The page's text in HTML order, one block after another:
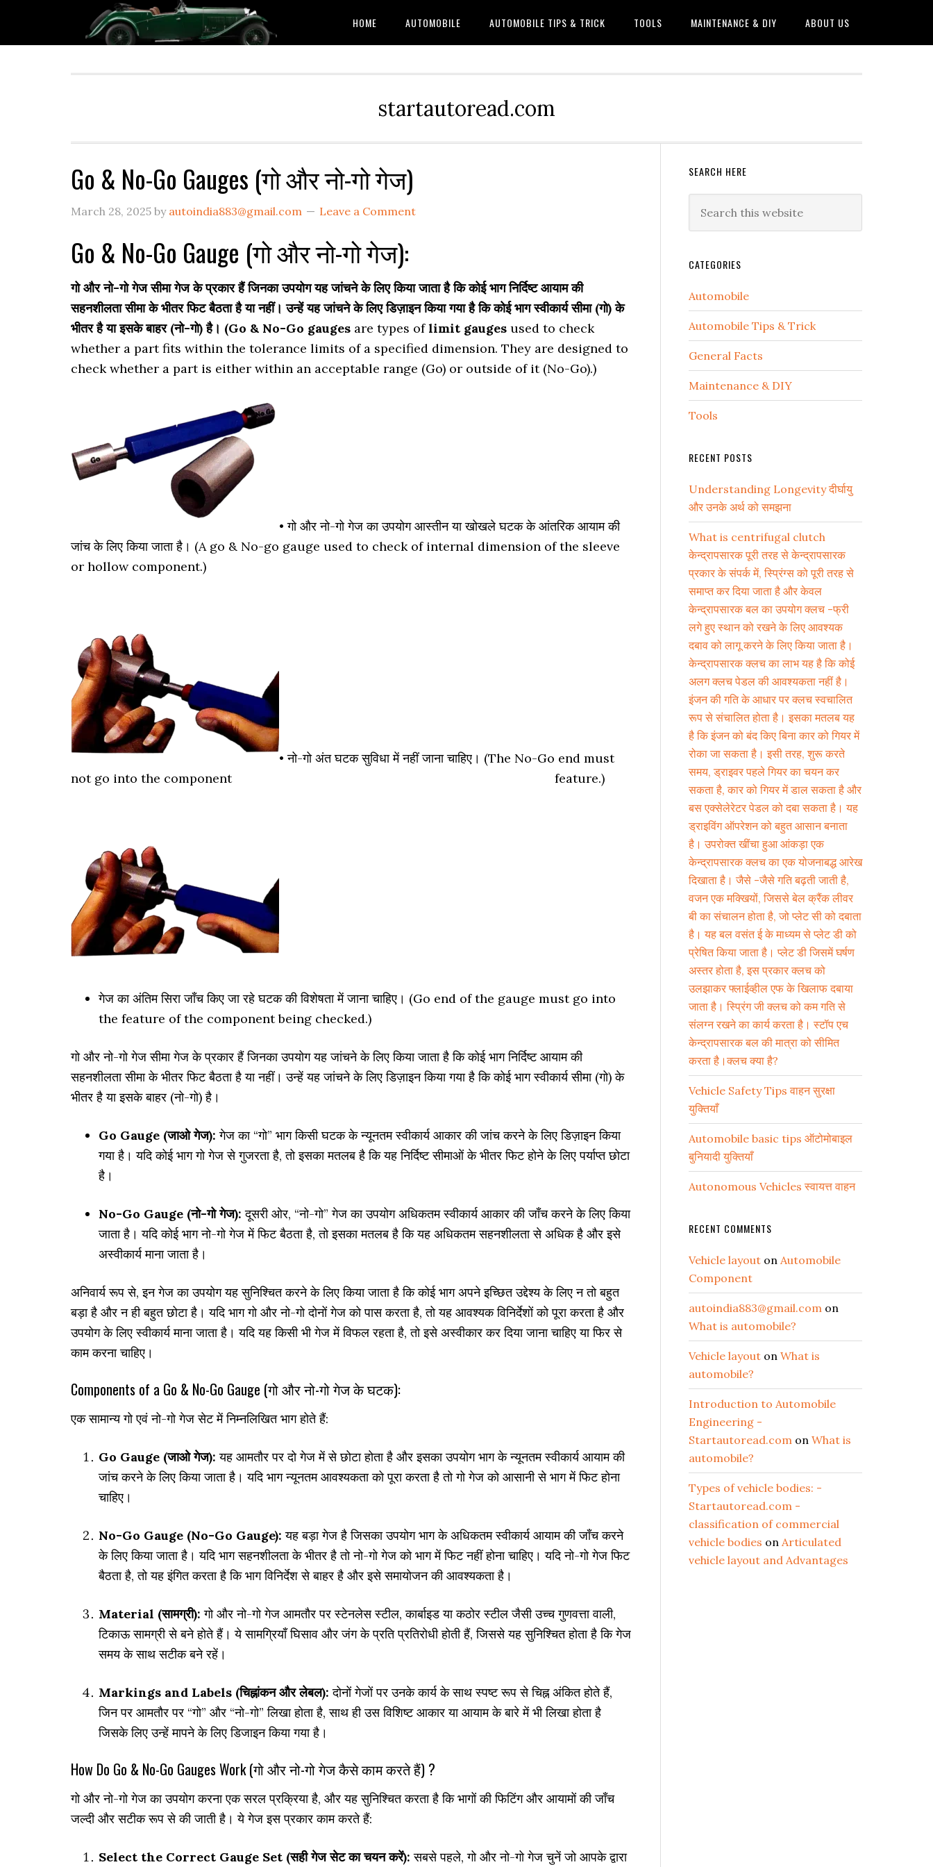
HOME AUTOMOBILE AUTOMOBILE TIPS & TRICK TOOLS MAINTENANCE & DIY ABOUT US
startautoread.com
Go & No-Go Gauges (गो और नो-गो गेज)
March 28, 2025 by autoindia883@gmail.com Leave a Comment
Go & No-Go Gauge (गो और नो-गो गेज):
गो और नो-गो गेज सीमा गेज के प्रकार हैं जिनका उपयोग यह जांचने के लिए किया जाता है कि कोई भाग निर्दिष्ट आयाम की
सहनशीलता सीमा के भीतर फिट बैठता है या नहीं। उन्हें यह जांचने के लिए डिज़ाइन किया गया है कि कोई भाग स्वीकार्य सीमा (गो) के
भीतर है या इसके बाहर (नो-गो) है। (Go & No-Go gauges are types oflimit gauges used to check
whether a part fits within the tolerance limits of a specified dimension. They are designed to
check whether a part is either within an acceptable range (Go) or outside of it (No-Go).)
• गो और नो-गो गेज का उपयोग आस्तीन या खोखले घटक के आंतरिक आयाम की
जांच के लिए किया जाता है। (A go & No-go gauge used to check of internal dimension of the sleeve
or hollow component.)
• नो-गो अंत घटक सुविधा में नहीं जाना चाहिए। (The No-Go end must
not go into the component feature.)
गेज का अंतिम सिरा जाँच किए जा रहे घटक की विशेषता में जाना चाहिए। (Go end of the gauge must go into
the feature of the component being checked.)
गो और नो-गो गेज सीमा गेज के प्रकार हैं जिनका उपयोग यह जांचने के लिए किया जाता है कि कोई भाग निर्दिष्ट आयाम की
सहनशीलता सीमा के भीतर फिट बैठता है या नहीं। उन्हें यह जांचने के लिए डिज़ाइन किया गया है कि कोई भाग स्वीकार्य सीमा (गो) के
भीतर है या इसके बाहर (नो-गो) है।
Go Gauge (जाओ गेज): गेज का “गो” भाग किसी घटक के न्यूनतम स्वीकार्य आकार की जांच करने के लिए डिज़ाइन किया
गया है। यदि कोई भाग गो गेज से गुजरता है, तो इसका मतलब है कि यह निर्दिष्ट सीमाओं के भीतर फिट होने के लिए पर्याप्त छोटा
है।
No-Go Gauge (नो-गो गेज): दूसरी ओर, “नो-गो” गेज का उपयोग अधिकतम स्वीकार्य आकार की जाँच करने के लिए किया
जाता है। यदि कोई भाग नो-गो गेज में फिट बैठता है, तो इसका मतलब है कि यह अधिकतम सहनशीलता से अधिक है और इसे
अस्वीकार्य माना जाता है।
अनिवार्य रूप से, इन गेज का उपयोग यह सुनिश्चित करने के लिए किया जाता है कि कोई भाग अपने इच्छित उद्देश्य के लिए न तो बहुत
बड़ा है और न ही बहुत छोटा है। यदि भाग गो और नो-गो दोनों गेज को पास करता है, तो यह आवश्यक विनिर्देशों को पूरा करता है और
उपयोग के लिए स्वीकार्य माना जाता है। यदि यह किसी भी गेज में विफल रहता है, तो इसे अस्वीकार कर दिया जाना चाहिए या फिर से
काम करना चाहिए।
Components of a Go & No-Go Gauge (गो और नो-गो गेज के घटक):
एक सामान्य गो एवं नो-गो गेज सेट में निम्नलिखित भाग होते हैं:
Go Gauge (जाओ गेज): यह आमतौर पर दो गेज में से छोटा होता है और इसका उपयोग भाग के न्यूनतम स्वीकार्य आयाम की
जांच करने के लिए किया जाता है। यदि भाग न्यूनतम आवश्यकता को पूरा करता है तो गो गेज को आसानी से भाग में फिट होना
चाहिए।
No-Go Gauge (No-Go Gauge): यह बड़ा गेज है जिसका उपयोग भाग के अधिकतम स्वीकार्य आयाम की जाँच करने
के लिए किया जाता है। यदि भाग सहनशीलता के भीतर है तो नो-गो गेज को भाग में फिट नहीं होना चाहिए। यदि नो-गो गेज फिट
बैठता है, तो यह इंगित करता है कि भाग विनिर्देश से बाहर है और इसे समायोजन की आवश्यकता है।
Material (सामग्री): गो और नो-गो गेज आमतौर पर स्टेनलेस स्टील, कार्बाइड या कठोर स्टील जैसी उच्च गुणवत्ता वाली,
टिकाऊ सामग्री से बने होते हैं। ये सामग्रियाँ घिसाव और जंग के प्रति प्रतिरोधी होती हैं, जिससे यह सुनिश्चित होता है कि गेज
समय के साथ सटीक बने रहें।
Markings and Labels (चिह्नांकन और लेबल): दोनों गेजों पर उनके कार्य के साथ स्पष्ट रूप से चिह्न अंकित होते हैं,
जिन पर आमतौर पर “गो” और “नो-गो” लिखा होता है, साथ ही उस विशिष्ट आकार या आयाम के बारे में भी लिखा होता है
जिसके लिए उन्हें मापने के लिए डिजाइन किया गया है।
How Do Go & No-Go Gauges Work (गो और नो-गो गेज कैसे काम करते हैं) ?
गो और नो-गो गेज का उपयोग करना एक सरल प्रक्रिया है, और यह सुनिश्चित करता है कि भागों की फिटिंग और आयामों की जाँच
जल्दी और सटीक रूप से की जाती है। ये गेज इस प्रकार काम करते हैं:
Select the Correct Gauge Set (सही गेज सेट का चयन करें): सबसे पहले, गो और नो-गो गेज चुनें जो आपके द्वारा
Primary
Sidebar
SEARCH HERE
this
CATEGORIES
Automobile
Automobile Tips & Trick
General Facts
Maintenance & DIY
Tools
RECENT POSTS
Understanding Longevity दीर्घायु
और उनके अर्थ को समझना
What is centrifugal clutch
केन्द्रापसारक पूरी तरह से केन्द्रापसारक
प्रकार के संपर्क में, स्प्रिंग्स को पूरी तरह से
समाप्त कर दिया जाता है और केवल
केन्द्रापसारक बल का उपयोग क्लच -फ्री
लगे हुए स्थान को रखने के लिए आवश्यक
दबाव को लागू करने के लिए किया जाता है।
केन्द्रापसारक क्लच का लाभ यह है कि कोई
अलग क्लच पेडल की आवश्यकता नहीं है।
इंजन की गति के आधार पर क्लच स्वचालित
रूप से संचालित होता है। इसका मतलब यह
है कि इंजन को बंद किए बिना कार को गियर में
रोका जा सकता है। इसी तरह, शुरू करते
समय, ड्राइवर पहले गियर का चयन कर
सकता है, कार को गियर में डाल सकता है और
बस एक्सेलेरेटर पेडल को दबा सकता है। यह
ड्राइविंग ऑपरेशन को बहुत आसान बनाता
है। उपरोक्त खींचा हुआ आंकड़ा एक
केन्द्रापसारक क्लच का एक योजनाबद्ध आरेख
दिखाता है। जैसे -जैसे गति बढ़ती जाती है,
वजन एक मक्खियों, जिससे बेल क्रैंक लीवर
बी का संचालन होता है, जो प्लेट सी को दबाता
है। यह बल वसंत ई के माध्यम से प्लेट डी को
प्रेषित किया जाता है। प्लेट डी जिसमें घर्षण
अस्तर होता है, इस प्रकार क्लच को
उलझाकर फ्लाईव्हील एफ के खिलाफ दबाया
जाता है। स्प्रिंग जी क्लच को कम गति से
संलग्न रखने का कार्य करता है। स्टॉप एच
केन्द्रापसारक बल की मात्रा को सीमित
करता है।क्लच क्या है?
Vehicle Safety Tips वाहन सुरक्षा
युक्तियाँ
Automobile basic tips ऑटोमोबाइल
बुनियादी युक्तियाँ
Autonomous Vehicles स्वायत्त वाहन
RECENT COMMENTS
Vehicle layout on Automobile
Component
autoindia883@gmail.com on
What is automobile?
Vehicle layout on What is
automobile?
Introduction to Automobile
Engineering -
Startautoread.com on What is
automobile?
Types of vehicle bodies: -
Startautoread.com -
classification of commercial
vehicle bodies on Articulated
vehicle layout and Advantages